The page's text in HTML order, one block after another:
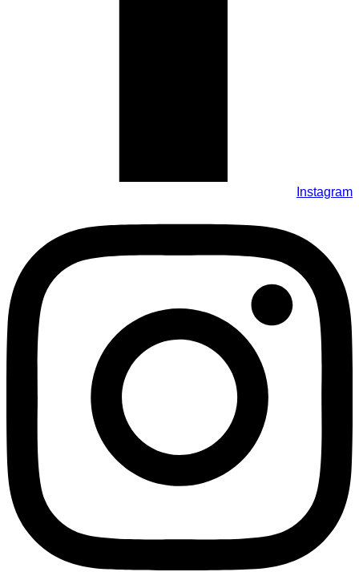
Instagram